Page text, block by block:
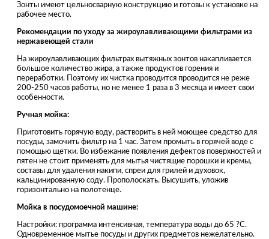
Зонты имеют цельносварную конструкцию и готовы к установке на
рабочее место.
Рекомендации по уходу за жироулавливающими фильтрами из
нержавеющей стали
На жироулавливающих фильтрах вытяжных зонтов накапливается
большое количество жира, а также продуктов горения и
переработки. Поэтому их чистка проводится проводится не реже
200-250 часов работы, но не менее 1 раза в 3 месяца и имеет свои
особенности.
Ручная мойка:
Приготовить горячую воду, растворить в ней моющее средство для
посуды, замочить фильтр на 1 час. Затем промыть в горячей воде с
помощью щетки. Во избежание появления дефектов поверхностей и
пятен не стоит применять для мытья чистящие порошки и кремы,
составы для удаления накипи, спреи для грилей и духовок,
кальцинированную соду. Прополоскать. Высушить, уложив
горизонтально на полотенце.
Мойка в посудомоечной машине:
Настройки: программа интенсивная, температура воды до 65 ?С.
Одновременное мытье посуды и других предметов нежелательно.